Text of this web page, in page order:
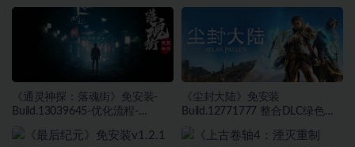
中)-支持手柄绿色中文版[13.06
《通灵神探：落魂街》免安装-
Build.13039645-优化流程-
GB][百度网盘]
《尘封大陆》免安装
Build.12771777 整合DLC绿色中